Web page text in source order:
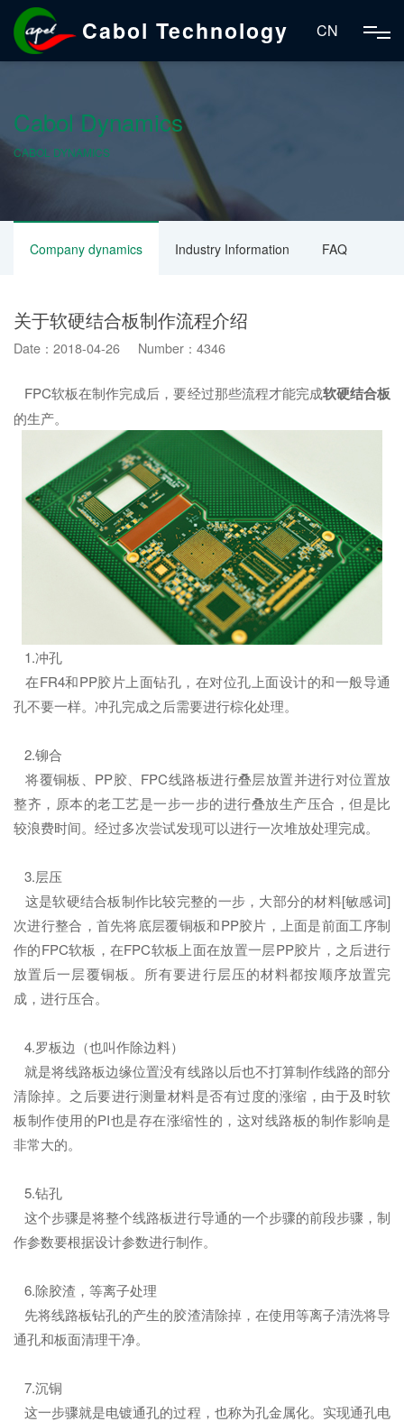
Cabol Technology CN
Cabol Dynamics
CABOL DYNAMICS
Company dynamics Industry Information FAQ
关于软硬结合板制作流程介绍
Date：2018-04-26 Number：4346
FPC软板在制作完成后，要经过那些流程才能完成软硬结合板
的生产。
1.冲孔
在FR4和PP胶片上面钻孔，在对位孔上面设计的和一般导通
孔不要一样。冲孔完成之后需要进行棕化处理。
2.铆合
将覆铜板、PP胶、FPC线路板进行叠层放置并进行对位置放
整齐，原本的老工艺是一步一步的进行叠放生产压合，但是比
较浪费时间。经过多次尝试发现可以进行一次堆放处理完成。
3.层压
这是软硬结合板制作比较完整的一步，大部分的材料[敏感词]
次进行整合，首先将底层覆铜板和PP胶片，上面是前面工序制
作的FPC软板，在FPC软板上面在放置一层PP胶片，之后进行
放置后一层覆铜板。所有要进行层压的材料都按顺序放置完
成，进行压合。
4.罗板边（也叫作除边料）
就是将线路板边缘位置没有线路以后也不打算制作线路的部分
清除掉。之后要进行测量材料是否有过度的涨缩，由于及时软
板制作使用的PI也是存在涨缩性的，这对线路板的制作影响是
非常大的。
5.钻孔
这个步骤是将整个线路板进行导通的一个步骤的前段步骤，制
作参数要根据设计参数进行制作。
6.除胶渣，等离子处理
先将线路板钻孔的产生的胶渣清除掉，在使用等离子清洗将导
通孔和板面清理干净。
7.沉铜
这一步骤就是电镀通孔的过程，也称为孔金属化。实现通孔电